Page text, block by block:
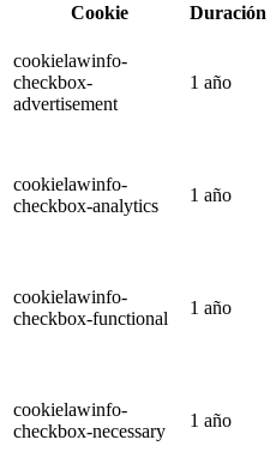
Cookie
Duración
cookielawinfo-
checkbox-
advertisement
1 año
cookielawinfo-
checkbox-analytics
1 año
cookielawinfo-
checkbox-functional
1 año
cookielawinfo-
checkbox-necessary
1 año